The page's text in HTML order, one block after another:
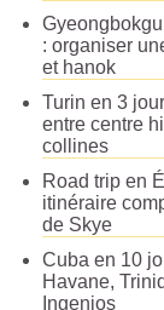
: organiser
et hanok
Turin en 3
entre centre
collines
Road trip en
itinéraire
de Skye
Cuba en 10
Havane,
Ingenios